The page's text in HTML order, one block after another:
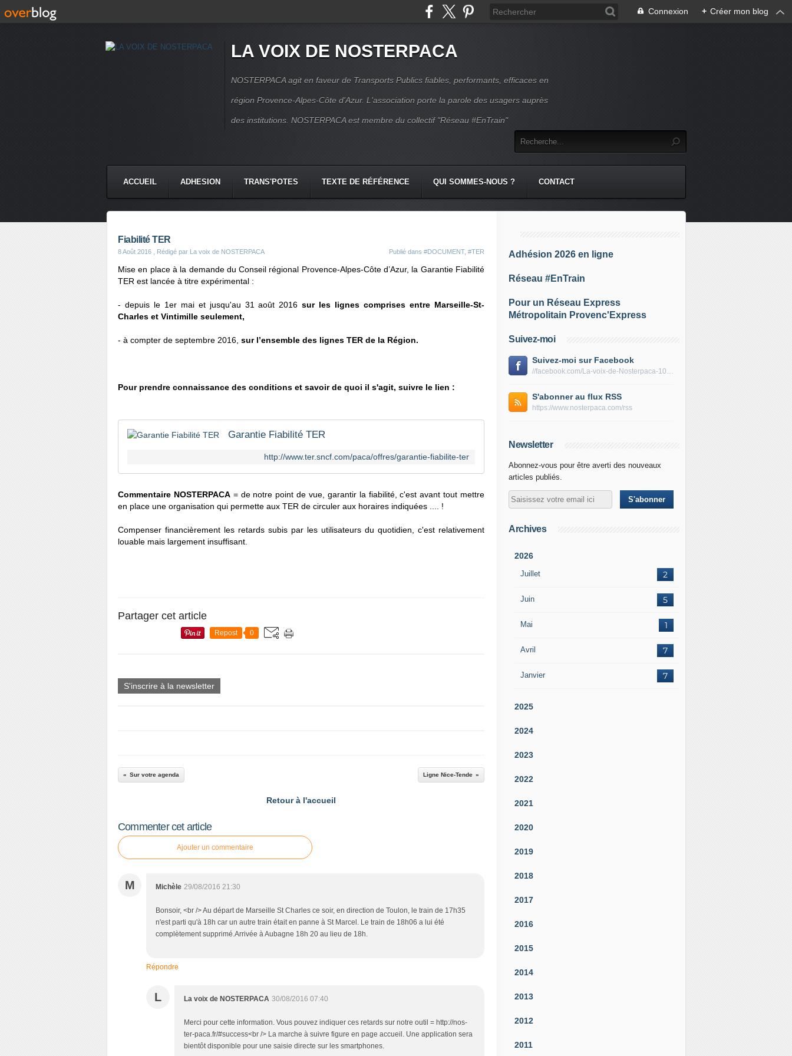
Connexion + Créer mon blog
LA VOIX DE NOSTERPACA
NOSTERPACA agit en faveur de Transports Publics fiables, performants, efficaces en
région Provence-Alpes-Côte d'Azur. L'association porte la parole des usagers auprès
des institutions. NOSTERPACA est membre du collectif "Réseau #EnTrain"
ACCUEIL ADHESION TRANS'POTES TEXTE DE RÉFÉRENCE QUI SOMMES-NOUS ? CONTACT
Fiabilité TER
8 Août 2016 , Rédigé par La voix de NOSTERPACA Publié dans #DOCUMENT, #TER
Mise en place à la demande du Conseil régional Provence-Alpes-Côte d’Azur, la Garantie Fiabilité
TER est lancée à titre expérimental :
- depuis le 1er mai et jusqu'au 31 août 2016sur les lignes comprises entre Marseille-St-
Charles et Vintimille seulement,
- à compter de septembre 2016, sur l’ensemble des lignes TER de la Région.
Pour prendre connaissance des conditions et savoir de quoi il s'agit, suivre le lien :
Garantie Fiabilité TER
http://www.ter.sncf.com/paca/offres/garantie-fiabilite-ter
Commentaire NOSTERPACA= de notre point de vue, garantir la fiabilité, c'est avant tout mettre
en place une organisation qui permette aux TER de circuler aux horaires indiquées .... !
Compenser financièrement les retards subis par les utilisateurs du quotidien, c'est relativement
louable mais largement insuffisant.
Partager cet article
Repost 0
S'inscrire à la newsletter
Sur votre agenda Ligne Nice-Tende
Retour à l'accueil
Commenter cet article
Ajouter un commentaire
M Michèle 29/08/2016 21:30
Bonsoir, <br /> Au départ de Marseille St Charles ce soir, en direction de Toulon, le train de 17h35
n'est parti qu'à 18h car un autre train était en panne à St Marcel. Le train de 18h06 a lui été
complètement supprimé.Arrivée à Aubagne 18h 20 au lieu de 18h.
Répondre
L La voix de NOSTERPACA 30/08/2016 07:40
Merci pour cette information. Vous pouvez indiquer ces retards sur notre outil = http://nos-
ter-paca.fr/#success<br /> La marche à suivre figure en page accueil. Une application sera
bientôt disponible pour une saisie directe sur les smartphones.
Adhésion 2026 en ligne
Réseau #EnTrain
Pour un Réseau Express
Métropolitain Provenc'Express
Suivez-moi
Suivez-moi sur Facebook
//facebook.com/La-voix-de-Nosterpaca-106434384284735
S'abonner au flux RSS
https://www.nosterpaca.com/rss
Newsletter
Abonnez-vous pour être averti des nouveaux
articles publiés.
Archives
2026
Juillet 2
Juin 5
Mai 1
Avril 7
Janvier 7
2025
2024
2023
2022
2021
2020
2019
2018
2017
2016
2015
2014
2013
2012
2011